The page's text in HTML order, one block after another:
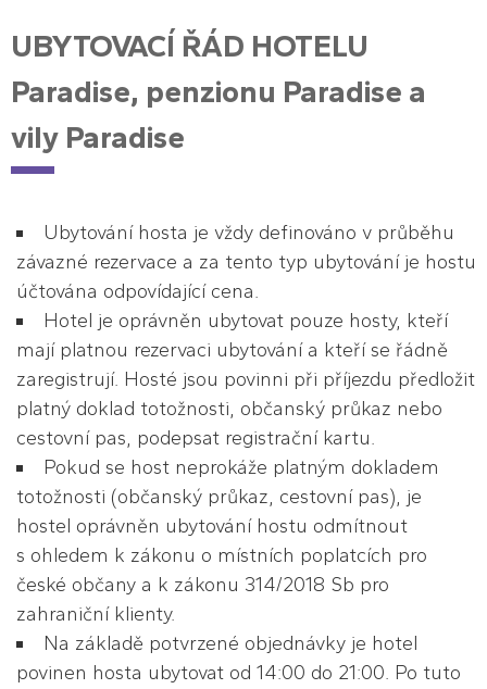
UBYTOVACÍ ŘÁD HOTELU
Paradise, penzionu Paradise a
vily Paradise
Ubytování hosta je vždy definováno v průběhu
závazné rezervace a za tento typ ubytování je hostu
účtována odpovídající cena.
Hotel je oprávněn ubytovat pouze hosty, kteří
mají platnou rezervaci ubytování a kteří se řádně
zaregistrují. Hosté jsou povinni při příjezdu předložit
platný doklad totožnosti, občanský průkaz nebo
cestovní pas, podepsat registrační kartu.
Pokud se host neprokáže platným dokladem
totožnosti (občanský průkaz, cestovní pas), je
hostel oprávněn ubytování hostu odmítnout
s ohledem k zákonu o místních poplatcích pro
české občany a k zákonu 314/2018 Sb pro
zahraniční klienty.
Na základě potvrzené objednávky je hotel
povinen hosta ubytovat od 14:00 do 21:00. Po tuto